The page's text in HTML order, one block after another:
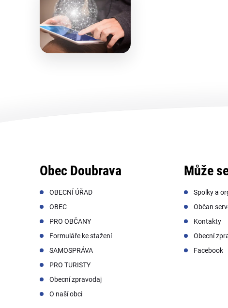
Obec Doubrava
OBECNÍ ÚŘAD
OBEC
PRO OBČANY
Formuláře ke stažení
SAMOSPRÁVA
PRO TURISTY
Obecní zpravodaj
O naší obci
Může
Spolky a
Občan
Kontakty
Obecní
Facebook